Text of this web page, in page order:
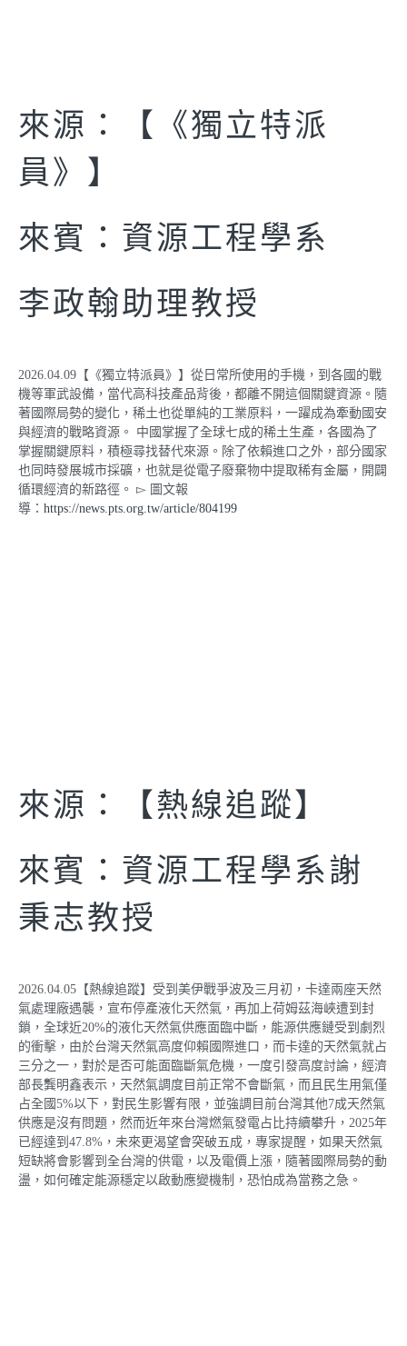
來源：【《獨立特派
員》】
來賓：資源工程學系
李政翰助理教授
2026.04.09【《獨立特派員》】從日常所使用的手機，到各國的戰
機等軍武設備，當代高科技產品背後，都離不開這個關鍵資源。隨
著國際局勢的變化，稀土也從單純的工業原料，一躍成為牽動國安
與經濟的戰略資源。 中國掌握了全球七成的稀土生產，各國為了
掌握關鍵原料，積極尋找替代來源。除了依賴進口之外，部分國家
也同時發展城市採礦，也就是從電子廢棄物中提取稀有金屬，開闢
循環經濟的新路徑。 ▻ 圖文報
導： https://news.pts.org.tw/article/804199
來源：【熱線追蹤】
來賓：資源工程學系謝
秉志教授
2026.04.05【熱線追蹤】受到美伊戰爭波及三月初，卡達兩座天然
氣處理廠遇襲，宣布停產液化天然氣，再加上荷姆茲海峽遭到封
鎖，全球近20%的液化天然氣供應面臨中斷，能源供應鏈受到劇烈
的衝擊，由於台灣天然氣高度仰賴國際進口，而卡達的天然氣就占
三分之一，對於是否可能面臨斷氣危機，一度引發高度討論，經濟
部長龔明鑫表示，天然氣調度目前正常不會斷氣，而且民生用氣僅
占全國5%以下，對民生影響有限，並強調目前台灣其他7成天然氣
供應是沒有問題，然而近年來台灣燃氣發電占比持續攀升，2025年
已經達到47.8%，未來更渴望會突破五成，專家提醒，如果天然氣
短缺將會影響到全台灣的供電，以及電價上漲，隨著國際局勢的動
盪，如何確定能源穩定以啟動應變機制，恐怕成為當務之急。